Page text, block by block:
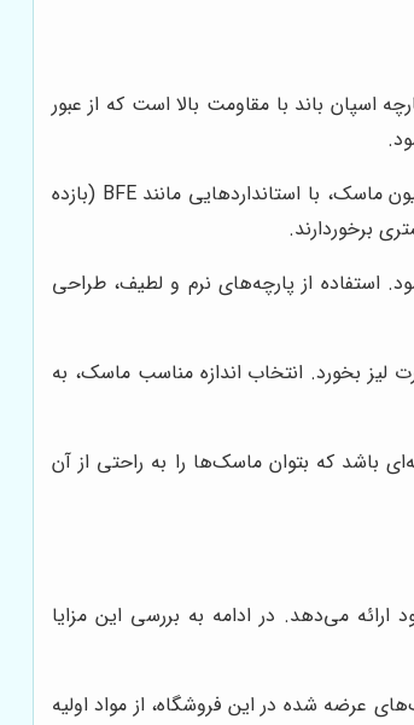
اسپان باند با مقاومت بالا است که از عبور
یک ماسک سه لایه خوب، باید توانایی فیلتر کردن ذرات معلق در هوا، باکتری‌ها و ویروس‌ها را داشته باشد. میزان فیلتراسیون ماسک، با استانداردهایی مانند BFE (بازده
استفاده از پارچه‌های نرم و لطیف، طراحی
لیز بخورد. انتخاب اندازه مناسب ماسک، به
باشد که بتوان ماسک‌ها را به راحتی از آن
می‌دهد. در ادامه به بررسی این مزایا
عرضه شده در این فروشگاه، از مواد اولیه